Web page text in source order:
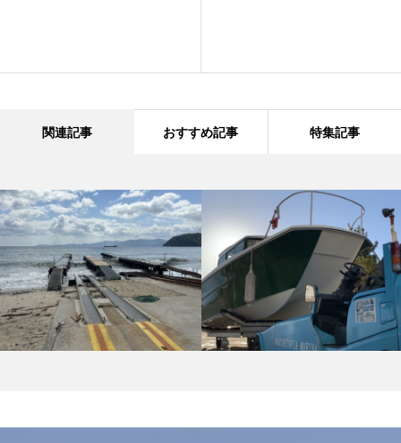
関連記事 おすすめ記事 特集記事